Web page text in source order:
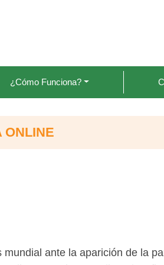
¿Cómo Funciona?
ONLINE
mundial ante la aparición de la